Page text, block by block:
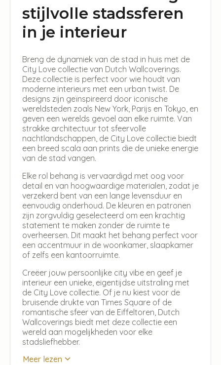
stijlvolle stadssferen
in je interieur
Breng de dynamiek van de stad in huis met de
City Love collectie van Dutch Wallcoverings.
Deze collectie is perfect voor wie houdt van
moderne interieurs met een urban twist. De
designs zijn geïnspireerd door iconische
wereldsteden zoals New York, Parijs en Tokyo, en
geven een werelds gevoel aan elke ruimte. Van
strakke architectuur tot sfeervolle
nachtlandschappen, de City Love collectie biedt
een breed scala aan prints die de unieke energie
van de stad vangen.
Elke rol behang is vervaardigd met oog voor
detail en van hoogwaardige materialen, zodat je
verzekerd bent van een lange levensduur en
eenvoudig onderhoud. De kleuren en patronen
zijn zorgvuldig geselecteerd om een krachtig
statement te maken zonder de ruimte te
overheersen. Dit maakt het behang perfect voor
een accentmuur in de woonkamer, slaapkamer
of zelfs een kantoorruimte.
Creëer jouw persoonlijke city vibe en geef je
interieur een unieke, eigentijdse uitstraling met
de City Love collectie. Of je nu kiest voor de
bruisende drukte van Times Square of de
romantische sfeer van de Eiffeltoren, Dutch
Wallcoverings biedt met deze collectie een
wereld aan mogelijkheden voor elke
stadsliefhebber.
Meer lezen